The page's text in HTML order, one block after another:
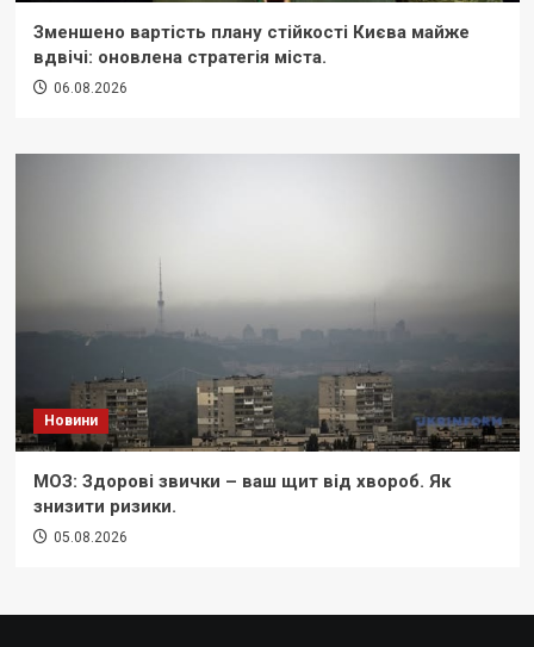
Зменшено вартість плану стійкості Києва майже
вдвічі: оновлена стратегія міста.
06.08.2026
Новини
МОЗ: Здорові звички – ваш щит від хвороб. Як
знизити ризики.
05.08.2026